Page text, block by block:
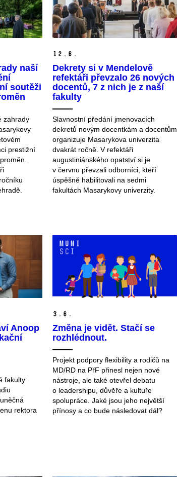
naší
soutěži
zahrady
prestižní
12. 6.
Dekrety si v Mendelově
refektáři převzalo 26 nových
docentů, 7 z nich je z naší
fakulty
Slavnostní předání jmenovacích
dekretů novým docentkám a docentům
organizuje Masarykova univerzita
dvakrát ročně. V refektáři
augustiniánského opatství si je
v červnu převzali odborníci, kteří
úspěšně habilitovali na sedmi
fakultách Masarykovy univerzity.
Anoop
fakulty
rektora
3. 6.
Změna je vidět. Stačí se
rozhlédnout.
Projekt podpory flexibility a rodičů na
MD/RD na PřF přinesl nejen nové
nástroje, ale také otevřel debatu
o leadershipu, důvěře a kultuře
spolupráce. Jaké jsou jeho největší
přínosy a co bude následovat dál?